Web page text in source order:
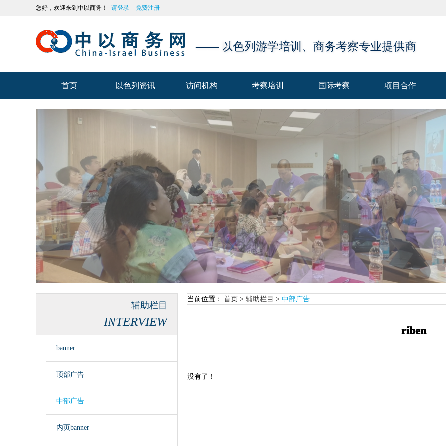
您好，欢迎来到中以商务！ 请登录 免费注册
—— 以色列游学培训、商务考察专业提供商
首页 以色列资讯
以色列资讯
访问机构
访问机构
考察培训 国际考察
国际考察
项目合作
辅助栏目
INTERVIEW
banner
顶部广告
中部广告
内页banner
当前位置： 首页 > 辅助栏目 > 中部广告
riben
没有了！